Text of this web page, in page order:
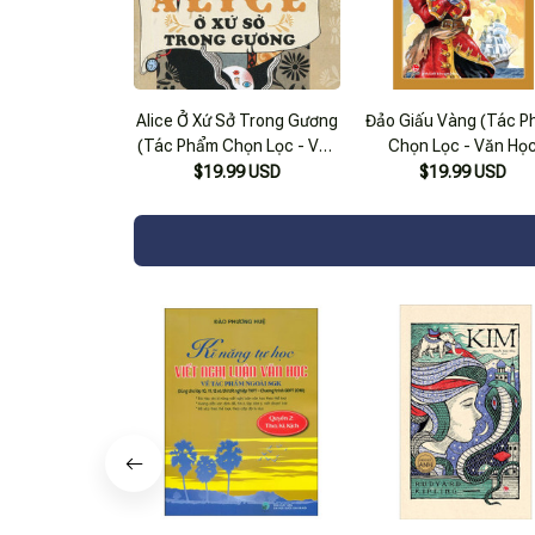
Alice Ở Xứ Sở Trong Gương
(Tác Phẩm Chọn Lọc - Văn
Học Anh)
$19.99 USD
Đảo Giấu Vàng (Tác
Chọn Lọc - Văn
Scotland) (Tái Bản
$19.99 USD